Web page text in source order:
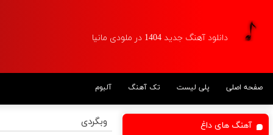
دانلود آهنگ جدید 1404 در ملودی مانیا
صفحه اصلی پلی لیست تک آهنگ آلبوم
وبگردی آهنگ های داغ